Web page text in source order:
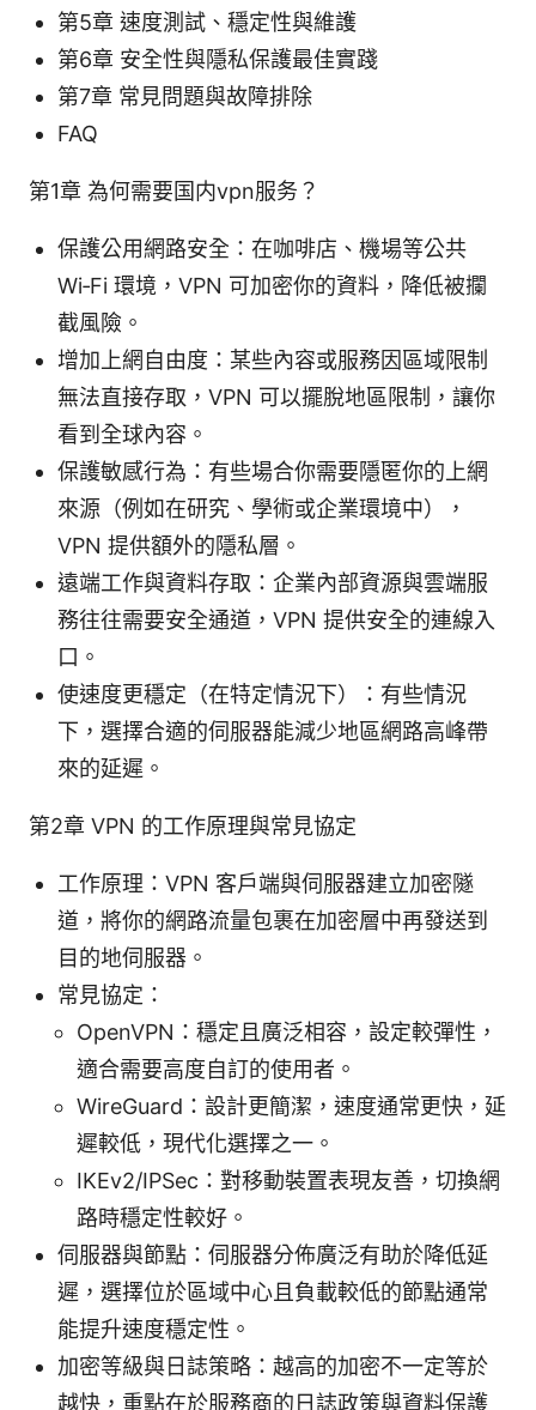
第5章 速度測試、穩定性與維護
第6章 安全性與隱私保護最佳實踐
第7章 常見問題與故障排除
FAQ
第1章 為何需要国内vpn服务？
保護公用網路安全：在咖啡店、機場等公共
Wi‑Fi 環境，VPN 可加密你的資料，降低被攔
截風險。
增加上網自由度：某些內容或服務因區域限制
無法直接存取，VPN 可以擺脫地區限制，讓你
看到全球內容。
保護敏感行為：有些場合你需要隱匿你的上網
來源（例如在研究、學術或企業環境中），
VPN 提供額外的隱私層。
遠端工作與資料存取：企業內部資源與雲端服
務往往需要安全通道，VPN 提供安全的連線入
口。
使速度更穩定（在特定情況下）：有些情況
下，選擇合適的伺服器能減少地區網路高峰帶
來的延遲。
第2章 VPN 的工作原理與常見協定
工作原理：VPN 客戶端與伺服器建立加密隧
道，將你的網路流量包裹在加密層中再發送到
目的地伺服器。
常見協定：
OpenVPN：穩定且廣泛相容，設定較彈性，
適合需要高度自訂的使用者。
WireGuard：設計更簡潔，速度通常更快，延
遲較低，現代化選擇之一。
IKEv2/IPSec：對移動裝置表現友善，切換網
路時穩定性較好。
伺服器與節點：伺服器分佈廣泛有助於降低延
遲，選擇位於區域中心且負載較低的節點通常
能提升速度穩定性。
加密等級與日誌策略：越高的加密不一定等於
越快，重點在於服務商的日誌政策與資料保護